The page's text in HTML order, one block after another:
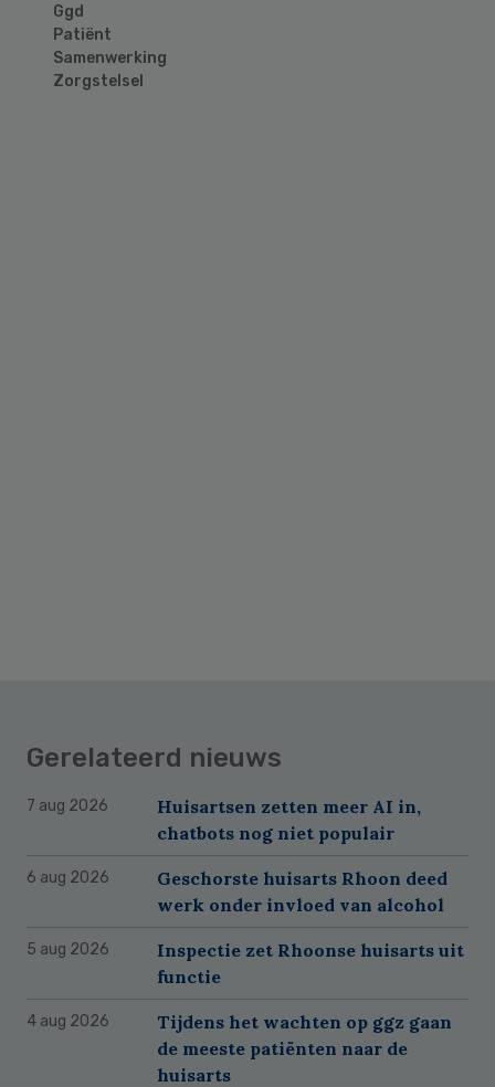
Ggd
Patiënt
Samenwerking
Zorgstelsel
Gerelateerd nieuws
7 aug 2026
Huisartsen zetten meer AI in,
chatbots nog niet populair
6 aug 2026
Geschorste huisarts Rhoon deed
werk onder invloed van alcohol
5 aug 2026
Inspectie zet Rhoonse huisarts uit
functie
4 aug 2026
Tijdens het wachten op ggz gaan
de meeste patiënten naar de
huisarts